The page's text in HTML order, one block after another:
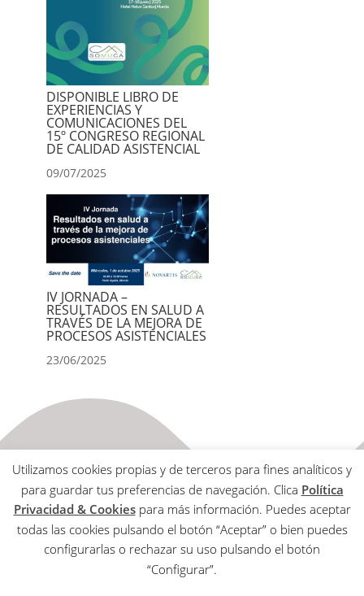
DISPONIBLE LIBRO DE
EXPERIENCIAS Y
COMUNICACIONES DEL
15º CONGRESO REGIONAL
DE CALIDAD ASISTENCIAL
09/07/2025
IV JORNADA –
RESULTADOS EN SALUD A
TRAVÉS DE LA MEJORA DE
PROCESOS ASISTENCIALES
23/06/2025
Aviso Legal
Política de Privacidad & Cookies
Utilizamos cookies propias y de terceros para fines analíticos y
para guardar tus preferencias de navegación. Clica Política
Privacidad & Cookiespara más información. Puedes aceptar
todas las cookies pulsando el botón “Aceptar” o bien puedes
configurarlas o rechazar su uso pulsando el botón
“Configurar”.